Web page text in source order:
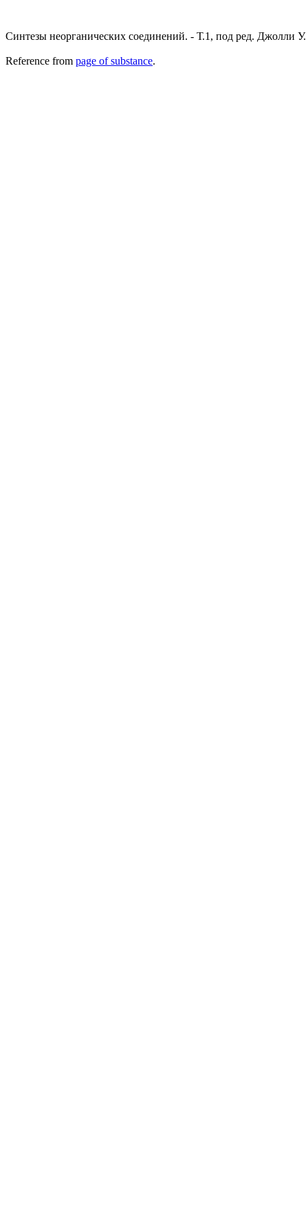
Синтезы неорганических соединений. - Т.1, под ред. Джолли
Reference from page of substance.